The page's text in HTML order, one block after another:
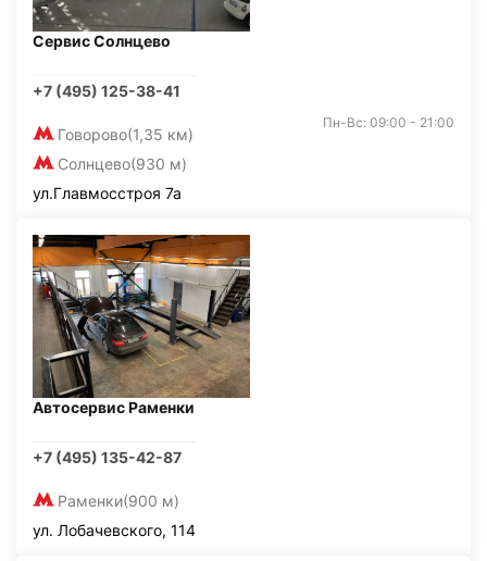
Сервис Солнцево
+7 (495) 125-38-41
Говорово(1,35 км)
Солнцево(930 м)
Пн-Вс: 09:00 - 21:00
ул.Главмосстроя 7а
Автосервис Раменки
+7 (495) 135-42-87
Раменки(900 м)
ул. Лобачевского, 114